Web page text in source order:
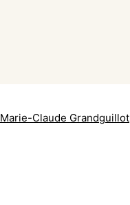
Marie-Claude Grandguillot